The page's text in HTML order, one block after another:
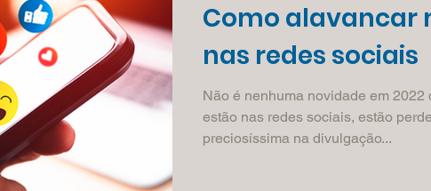
Como alavancar
nas redes sociais
Não é nenhuma novidade em
estão nas redes sociais, estão
preciosíssima na divulgação...